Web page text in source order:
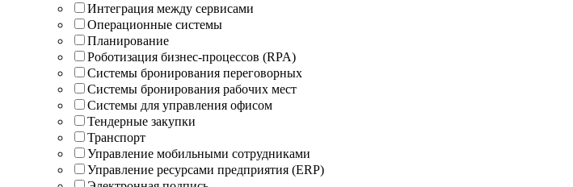
Интеграция между сервисами
Операционные системы
Планирование
Роботизация бизнес-процессов (RPA)
Системы бронирования переговорных
Системы бронирования рабочих мест
Системы для управления офисом
Тендерные закупки
Транспорт
Управление мобильными сотрудниками
Управление ресурсами предприятия (ERP)